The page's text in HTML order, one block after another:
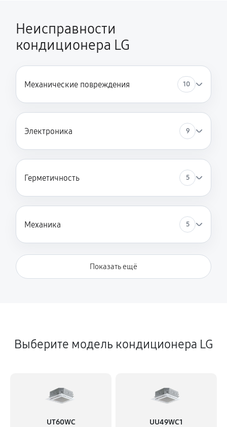
Неисправности
кондиционера LG
Механические повреждения 10
Электроника 9
Герметичность 5
Механика 5
Показать ещё
Выберите модель кондиционера LG
UT60WC UU49WC1